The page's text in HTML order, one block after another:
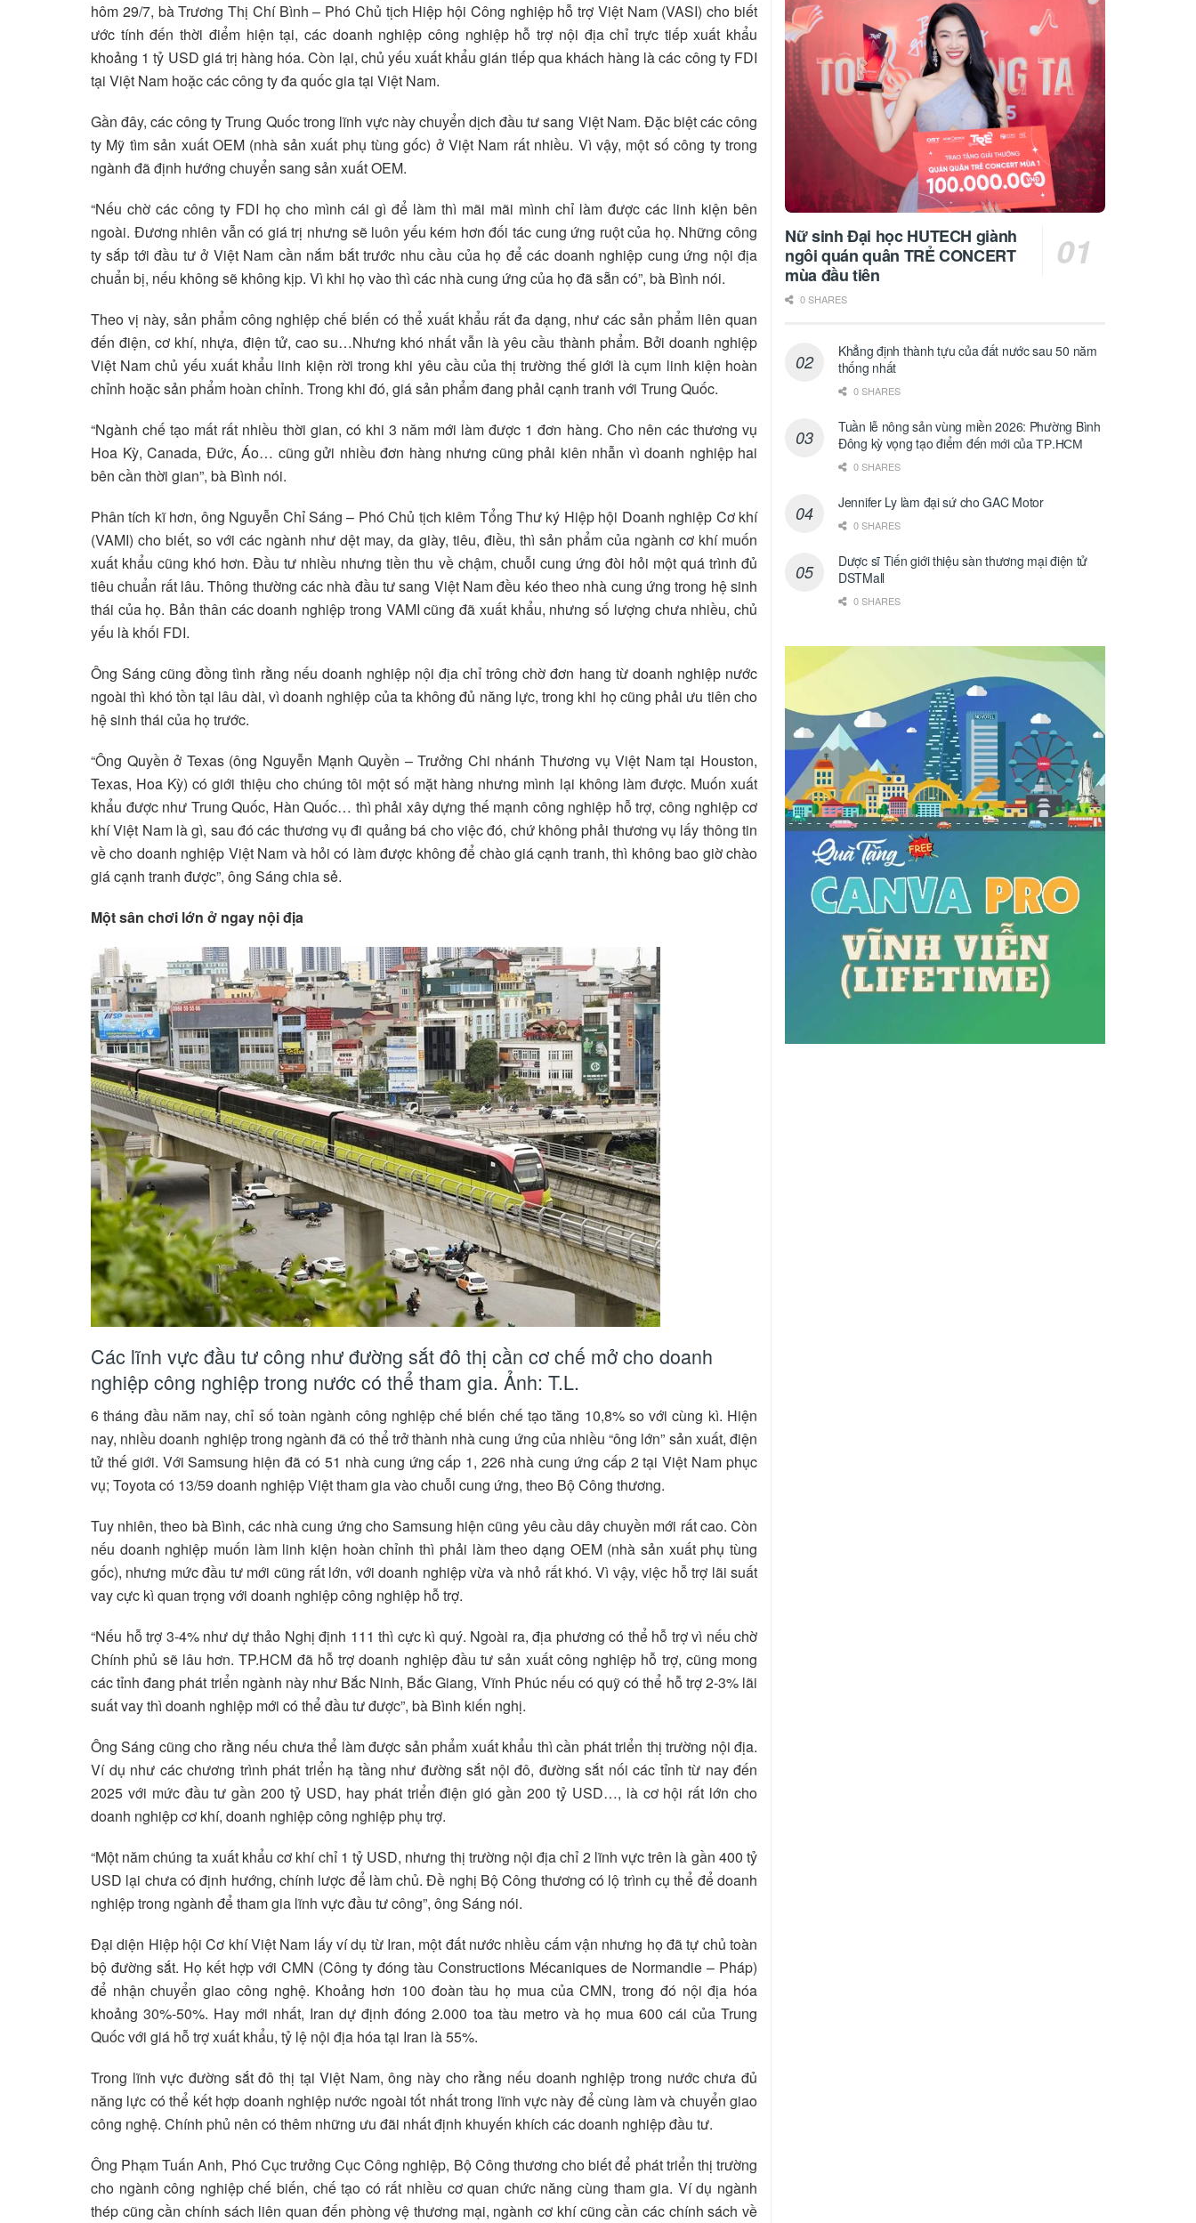
hôm 29/7, bà Trương Thị Chí Bình – Phó Chủ tịch Hiệp hội Công nghiệp hỗ trợ Việt Nam (VASI) cho biết
ước tính đến thời điểm hiện tại, các doanh nghiệp công nghiệp hỗ trợ nội địa chỉ trực tiếp xuất khẩu
khoảng 1 tỷ USD giá trị hàng hóa. Còn lại, chủ yếu xuất khẩu gián tiếp qua khách hàng là các công ty FDI
tại Việt Nam hoặc các công ty đa quốc gia tại Việt Nam.
Gần đây, các công ty Trung Quốc trong lĩnh vực này chuyển dịch đầu tư sang Việt Nam. Đặc biệt các công
ty Mỹ tìm sản xuất OEM (nhà sản xuất phụ tùng gốc) ở Việt Nam rất nhiều. Vì vậy, một số công ty trong
ngành đã định hướng chuyển sang sản xuất OEM.
“Nếu chờ các công ty FDI họ cho mình cái gì để làm thì mãi mãi mình chỉ làm được các linh kiện bên
ngoài. Đương nhiên vẫn có giá trị nhưng sẽ luôn yếu kém hơn đối tác cung ứng ruột của họ. Những công
ty sắp tới đầu tư ở Việt Nam cần nắm bắt trước nhu cầu của họ để các doanh nghiệp cung ứng nội địa
chuẩn bị, nếu không sẽ không kịp. Vì khi họ vào thì các nhà cung ứng của họ đã sẵn có”, bà Bình nói.
Theo vị này, sản phẩm công nghiệp chế biến có thể xuất khẩu rất đa dạng, như các sản phẩm liên quan
đến điện, cơ khí, nhựa, điện tử, cao su…Nhưng khó nhất vẫn là yêu cầu thành phẩm. Bởi doanh nghiệp
Việt Nam chủ yếu xuất khẩu linh kiện rời trong khi yêu cầu của thị trường thế giới là cụm linh kiện hoàn
chỉnh hoặc sản phẩm hoàn chỉnh. Trong khi đó, giá sản phẩm đang phải cạnh tranh với Trung Quốc.
“Ngành chế tạo mất rất nhiều thời gian, có khi 3 năm mới làm được 1 đơn hàng. Cho nên các thương vụ
Hoa Kỳ, Canada, Đức, Áo… cũng gửi nhiều đơn hàng nhưng cũng phải kiên nhẫn vì doanh nghiệp hai
bên cần thời gian”, bà Bình nói.
Phân tích kĩ hơn, ông Nguyễn Chỉ Sáng – Phó Chủ tịch kiêm Tổng Thư ký Hiệp hội Doanh nghiệp Cơ khí
(VAMI) cho biết, so với các ngành như dệt may, da giày, tiêu, điều, thì sản phẩm của ngành cơ khí muốn
xuất khẩu cũng khó hơn. Đầu tư nhiều nhưng tiền thu về chậm, chuỗi cung ứng đòi hỏi một quá trình đủ
tiêu chuẩn rất lâu. Thông thường các nhà đầu tư sang Việt Nam đều kéo theo nhà cung ứng trong hệ sinh
thái của họ. Bản thân các doanh nghiệp trong VAMI cũng đã xuất khẩu, nhưng số lượng chưa nhiều, chủ
yếu là khối FDI.
Ông Sáng cũng đồng tình rằng nếu doanh nghiệp nội địa chỉ trông chờ đơn hang từ doanh nghiệp nước
ngoài thì khó tồn tại lâu dài, vì doanh nghiệp của ta không đủ năng lực, trong khi họ cũng phải ưu tiên cho
hệ sinh thái của họ trước.
“Ông Quyền ở Texas (ông Nguyễn Mạnh Quyền – Trưởng Chi nhánh Thương vụ Việt Nam tại Houston,
Texas, Hoa Kỳ) có giới thiệu cho chúng tôi một số mặt hàng nhưng mình lại không làm được. Muốn xuất
khẩu được như Trung Quốc, Hàn Quốc… thì phải xây dựng thế mạnh công nghiệp hỗ trợ, công nghiệp cơ
khí Việt Nam là gì, sau đó các thương vụ đi quảng bá cho việc đó, chứ không phải thương vụ lấy thông tin
về cho doanh nghiệp Việt Nam và hỏi có làm được không để chào giá cạnh tranh, thì không bao giờ chào
giá cạnh tranh được”, ông Sáng chia sẻ.
Một sân chơi lớn ở ngay nội địa
Các lĩnh vực đầu tư công như đường sắt đô thị cần cơ chế mở cho doanh
nghiệp công nghiệp trong nước có thể tham gia. Ảnh: T.L.
6 tháng đầu năm nay, chỉ số toàn ngành công nghiệp chế biến chế tạo tăng 10,8% so với cùng kì. Hiện
nay, nhiều doanh nghiệp trong ngành đã có thể trở thành nhà cung ứng của nhiều “ông lớn” sản xuất, điện
tử thế giới. Với Samsung hiện đã có 51 nhà cung ứng cấp 1, 226 nhà cung ứng cấp 2 tại Việt Nam phục
vụ; Toyota có 13/59 doanh nghiệp Việt tham gia vào chuỗi cung ứng, theo Bộ Công thương.
Tuy nhiên, theo bà Bình, các nhà cung ứng cho Samsung hiện cũng yêu cầu dây chuyền mới rất cao. Còn
nếu doanh nghiệp muốn làm linh kiện hoàn chỉnh thì phải làm theo dạng OEM (nhà sản xuất phụ tùng
gốc), nhưng mức đầu tư mới cũng rất lớn, với doanh nghiệp vừa và nhỏ rất khó. Vì vậy, việc hỗ trợ lãi suất
vay cực kì quan trọng với doanh nghiệp công nghiệp hỗ trợ.
“Nếu hỗ trợ 3-4% như dự thảo Nghị định 111 thì cực kì quý. Ngoài ra, địa phương có thể hỗ trợ vì nếu chờ
Chính phủ sẽ lâu hơn. TP.HCM đã hỗ trợ doanh nghiệp đầu tư sản xuất công nghiệp hỗ trợ, cũng mong
các tỉnh đang phát triển ngành này như Bắc Ninh, Bắc Giang, Vĩnh Phúc nếu có quỹ có thể hỗ trợ 2-3% lãi
suất vay thì doanh nghiệp mới có thể đầu tư được”, bà Bình kiến nghị.
Ông Sáng cũng cho rằng nếu chưa thể làm được sản phẩm xuất khẩu thì cần phát triển thị trường nội địa.
Ví dụ như các chương trình phát triển hạ tầng như đường sắt nội đô, đường sắt nối các tỉnh từ nay đến
2025 với mức đầu tư gần 200 tỷ USD, hay phát triển điện gió gần 200 tỷ USD…, là cơ hội rất lớn cho
doanh nghiệp cơ khí, doanh nghiệp công nghiệp phụ trợ.
“Một năm chúng ta xuất khẩu cơ khí chỉ 1 tỷ USD, nhưng thị trường nội địa chỉ 2 lĩnh vực trên là gần 400 tỷ
USD lại chưa có định hướng, chính lược để làm chủ. Đề nghị Bộ Công thương có lộ trình cụ thể để doanh
nghiệp trong ngành để tham gia lĩnh vực đầu tư công”, ông Sáng nói.
Đại diện Hiệp hội Cơ khí Việt Nam lấy ví dụ từ Iran, một đất nước nhiều cấm vận nhưng họ đã tự chủ toàn
bộ đường sắt. Họ kết hợp với CMN (Công ty đóng tàu Constructions Mécaniques de Normandie – Pháp)
để nhận chuyển giao công nghệ. Khoảng hơn 100 đoàn tàu họ mua của CMN, trong đó nội địa hóa
khoảng 30%-50%. Hay mới nhất, Iran dự định đóng 2.000 toa tàu metro và họ mua 600 cái của Trung
Quốc với giá hỗ trợ xuất khẩu, tỷ lệ nội địa hóa tại Iran là 55%.
Trong lĩnh vực đường sắt đô thị tại Việt Nam, ông này cho rằng nếu doanh nghiệp trong nước chưa đủ
năng lực có thể kết hợp doanh nghiệp nước ngoài tốt nhất trong lĩnh vực này để cùng làm và chuyển giao
công nghệ. Chính phủ nên có thêm những ưu đãi nhất định khuyến khích các doanh nghiệp đầu tư.
Ông Phạm Tuấn Anh, Phó Cục trưởng Cục Công nghiệp, Bộ Công thương cho biết để phát triển thị trường
cho ngành công nghiệp chế biến, chế tạo có rất nhiều cơ quan chức năng cùng tham gia. Ví dụ ngành
thép cũng cần chính sách liên quan đến phòng vệ thương mại, ngành cơ khí cũng cần các chính sách về
Nữ sinh Đại học HUTECH giành
ngôi quán quân TRẺ CONCERT
mùa đầu tiên
0 SHARES
Khẳng định thành tựu của đất nước sau 50 năm
thống nhất
0 SHARES
Tuần lễ nông sản vùng miền 2026: Phường Bình
Đông kỳ vọng tạo điểm đến mới của ТР.НСМ
0 SHARES
Jennifer Ly làm đại sứ cho GAC Motor
0 SHARES
Dược sĩ Tiến giới thiệu sàn thương mại điện tử
DSTMall
0 SHARES